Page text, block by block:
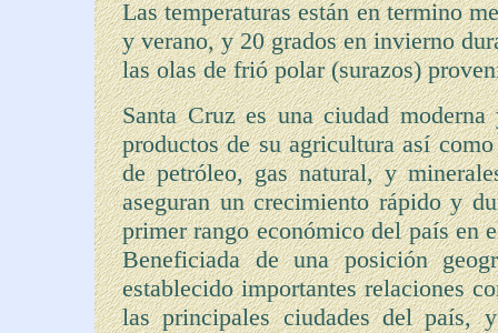
Las temperaturas están en termino
y verano, y 20 grados en invierno
las olas de frió polar (surazos)
Santa Cruz es una ciudad
productos de su agricultura así
de petróleo, gas natural, y
aseguran un crecimiento rápido y
primer rango económico del país en
Beneficiada de una posición
establecido importantes relaciones
las principales ciudades del país,